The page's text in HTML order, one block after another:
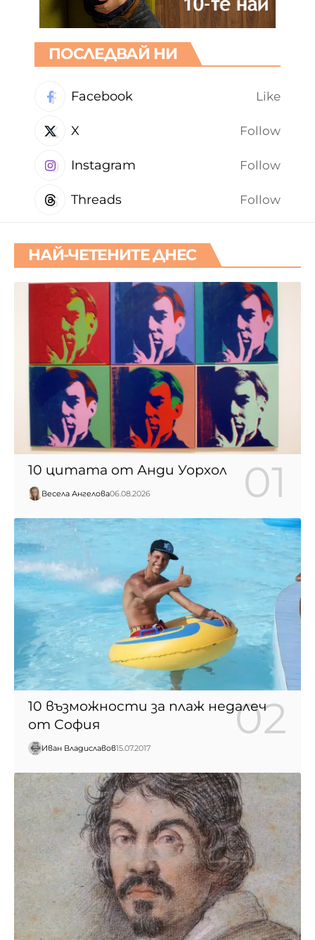
ПОСЛЕДВАЙ НИ
Facebook Like
X Follow
Instagram Follow
Threads Follow
НАЙ-ЧЕТЕНИТЕ ДНЕС
10 цитата от Анди Уорхол
Весела Ангелова06.08.2026
10 възможности за плаж недалеч
от София
Иван Владиславов15.07.2017